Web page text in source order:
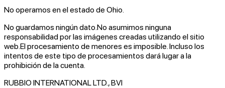
No operamos en el estado de Ohio.
No guardamos ningún dato.No asumimos ninguna
responsabilidad por las imágenes creadas utilizando el sitio
web.El procesamiento de menores es imposible. Incluso los
intentos de este tipo de procesamientos dará lugar a la
prohibición de la cuenta.
RUBBIO INTERNATIONAL LTD., BVI